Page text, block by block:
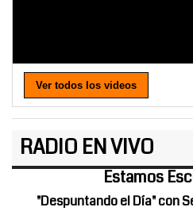
Ver todos los videos
RADIO EN VIVO
Estamos
"Despuntando el Día" con